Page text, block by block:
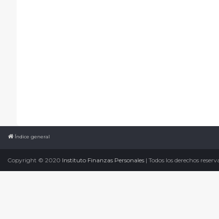
Índice general
Copyright © 2020 Instituto Finanzas Personales | Todos los derechos